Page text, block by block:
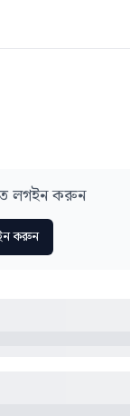
লগইন করুন
করুন